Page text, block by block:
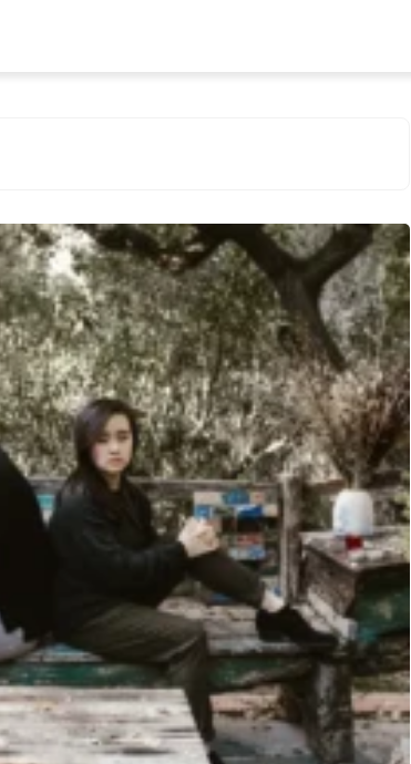
pergantian
you can
Eat
Pesta All
Rp
Pernah gak sih kamu mulai
ngerjain sesuatu cuma buat iseng-
iseng, eh ternyata malah jadi
peluang bisnis yang
menguntungkan? Nah, itulah ...
Dari Iseng Jadi Cuan: Kisah
TUM_ATUL yang Ubah
Hampers Jadi Bisnis Kece